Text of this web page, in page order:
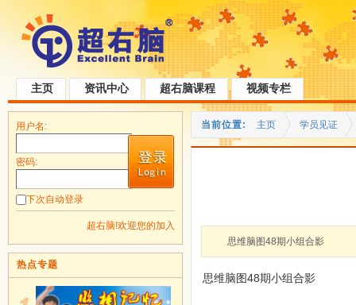
主页 资讯中心 超右脑课程 视频专栏
当前位置: 主页 学员见证
思维脑图48期小组合影
思维脑图48期小组合影
用户名:
密码:
下次自动登录
超右脑!欢迎您的加入
热点专题